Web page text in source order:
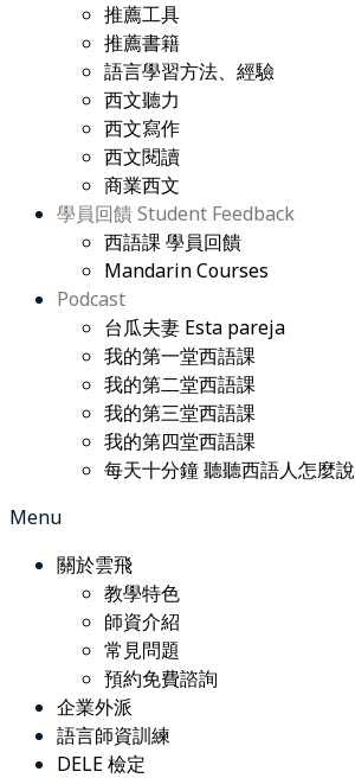
推薦工具
推薦書籍
語言學習方法、經驗
西文聽力
西文寫作
西文閱讀
商業西文
學員回饋 Student Feedback
西語課 學員回饋
Mandarin Courses
Podcast
台瓜夫妻 Esta pareja
我的第一堂西語課
我的第二堂西語課
我的第三堂西語課
我的第四堂西語課
每天十分鐘 聽聽西語人怎麼說
Menu
關於雲飛
教學特色
師資介紹
常見問題
預約免費諮詢
企業外派
語言師資訓練
DELE 檢定